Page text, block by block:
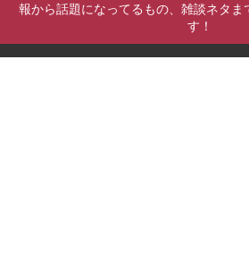
報から話題になってるもの、雑談ネタま
す！